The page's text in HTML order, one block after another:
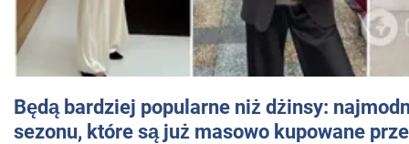
Będą bardziej popularne niż dżinsy:
sezonu, które są już masowo kupowane